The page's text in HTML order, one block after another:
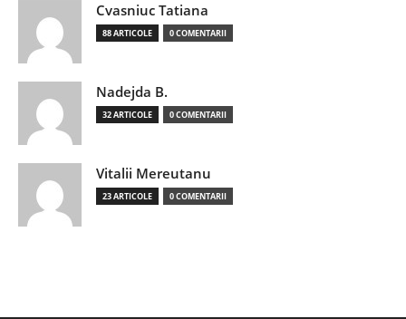
Cvasniuc Tatiana
88 ARTICOLE 0 COMENTARII
Nadejda B.
32 ARTICOLE 0 COMENTARII
Vitalii Mereutanu
23 ARTICOLE 0 COMENTARII